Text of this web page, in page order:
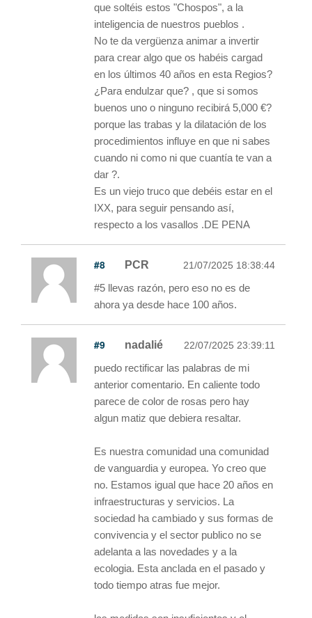
que soltéis estos "Chospos", a la
inteligencia de nuestros pueblos .
No te da vergüenza animar a invertir
para crear algo que os habéis cargad
en los últimos 40 años en esta Regios?
¿Para endulzar que? , que si somos
buenos uno o ninguno recibirá 5,000 €?
porque las trabas y la dilatación de los
procedimientos influye en que ni sabes
cuando ni como ni que cuantía te van a
dar ?.
Es un viejo truco que debéis estar en el
IXX, para seguir pensando así,
respecto a los vasallos .DE PENA
#8 PCR 21/07/2025 18:38:44
#5 llevas razón, pero eso no es de
ahora ya desde hace 100 años.
#9 nadalié 22/07/2025 23:39:11
puedo rectificar las palabras de mi
anterior comentario. En caliente todo
parece de color de rosas pero hay
algun matiz que debiera resaltar.
Es nuestra comunidad una comunidad
de vanguardia y europea. Yo creo que
no. Estamos igual que hace 20 años en
infraestructuras y servicios. La
sociedad ha cambiado y sus formas de
convivencia y el sector publico no se
adelanta a las novedades y a la
ecologia. Esta anclada en el pasado y
todo tiempo atras fue mejor.